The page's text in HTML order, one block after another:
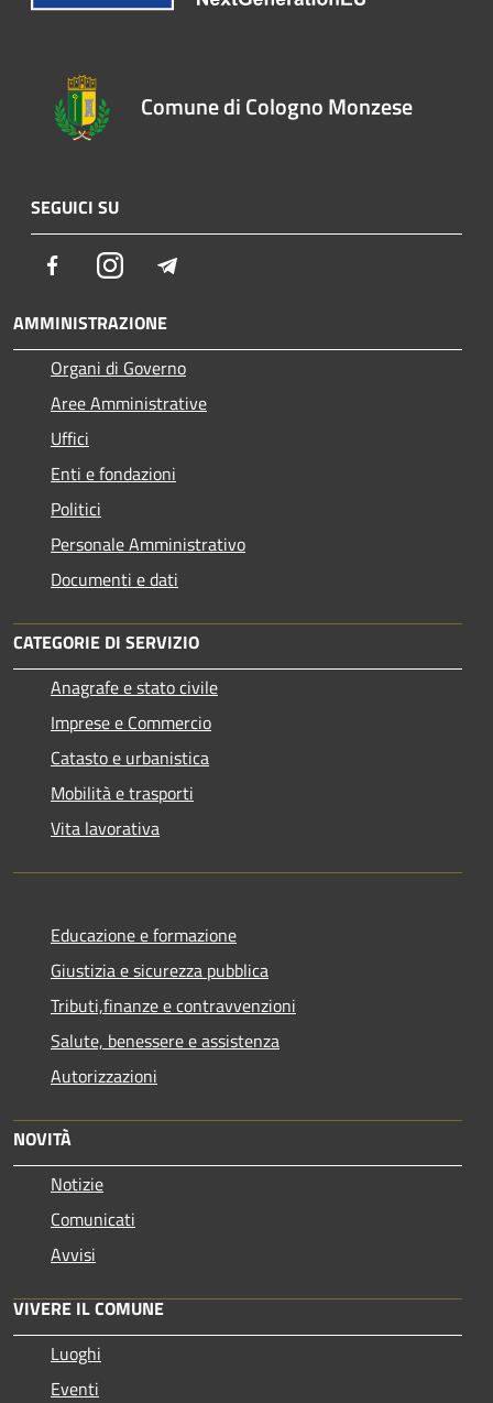
Comune di Cologno Monzese
SEGUICI SU
FacebookInstagram
AMMINISTRAZIONE
Organi di Governo
Aree Amministrative
Uffici
Enti e fondazioni
Politici
Personale Amministrativo
Documenti e dati
CATEGORIE DI SERVIZIO
Anagrafe e stato civile
Imprese e Commercio
Catasto e urbanistica
Mobilità e trasporti
Vita lavorativa
Educazione e formazione
Giustizia e sicurezza pubblica
Tributi,finanze e contravvenzioni
Salute, benessere e assistenza
Autorizzazioni
NOVITÀ
Notizie
Comunicati
Avvisi
VIVERE IL COMUNE
Luoghi
Eventi